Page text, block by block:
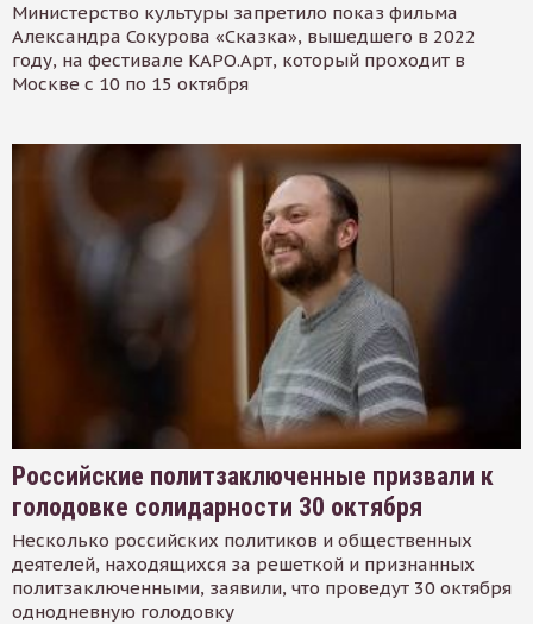
Министерство культуры запретило показ фильма
Александра Сокурова «Сказка», вышедшего в 2022
году, на фестивале КАРО.Арт, который проходит в
Москве с 10 по 15 октября
Российские политзаключенные призвали к
голодовке солидарности 30 октября
Несколько российских политиков и общественных
деятелей, находящихся за решеткой и признанных
политзаключенными, заявили, что проведут 30 октября
однодневную голодовку